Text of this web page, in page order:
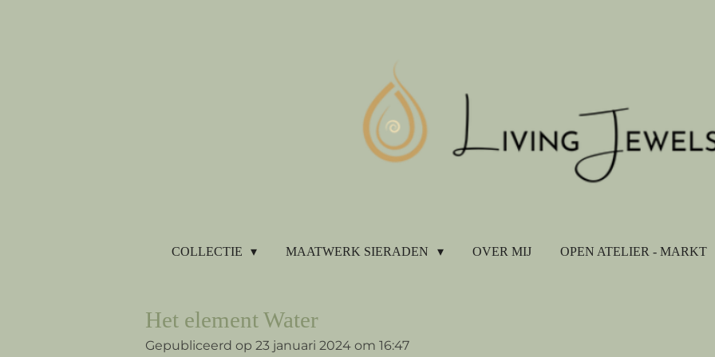
COLLECTIE MAATWERK SIERADEN OVER MIJ OPEN ATELIER - MARKT
Het element Water
Gepubliceerd op 23 januari 2024 om 16:47